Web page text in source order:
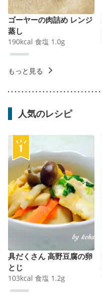
ゴーヤーの肉詰め レンジ
蒸し
190kcal 食塩 1.0g
もっと見る
人気のレシピ
具だくさん 高野豆腐の卵
とじ
103kcal 食塩 1.2g